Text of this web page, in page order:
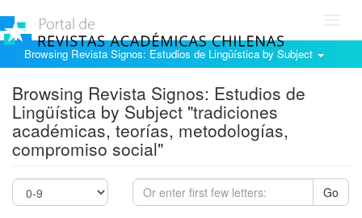
Browsing Revista Signos: Estudios de Lingüística by Subject
Browsing Revista Signos: Estudios de
Lingüística by Subject "tradiciones
académicas, teorías, metodologías,
compromiso social"
Go